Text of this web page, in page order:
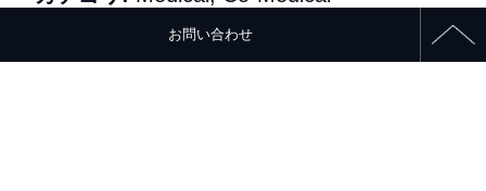
お問い合わせ
SPIRIT Live Demonstration 2027 日程：